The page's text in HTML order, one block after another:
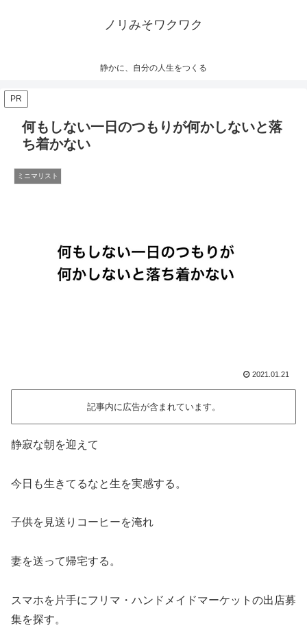
ノリみそワクワク
静かに、自分の人生をつくる
PR
何もしない一日のつもりが何かしないと落
ち着かない
ミニマリスト
2021.01.21
記事内に広告が含まれています。
静寂な朝を迎えて
今日も生きてるなと生を実感する。
子供を見送りコーヒーを淹れ
妻を送って帰宅する。
スマホを片手にフリマ・ハンドメイドマーケットの出店募
集を探す。